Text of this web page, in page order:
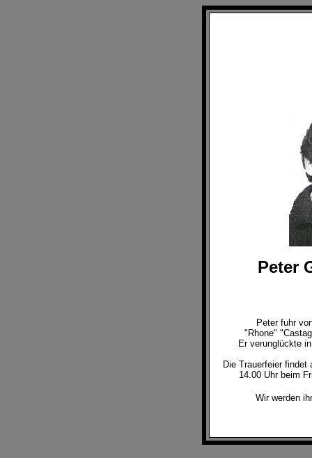
Peter
Peter fuhr
"Rhone"
Er verunglückte
Die Trauerfeier findet
14.00 Uhr beim
Wir werden